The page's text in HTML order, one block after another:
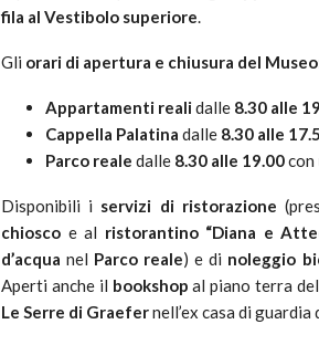
fila al Vestibolo superiore.
Gli orari di apertura e chiusura del Museo
Appartamenti realidalle 8.30 alle
Cappella Palatina dalle 8.30 alle
Parco reale dalle 8.30 alle 19.00con
Disponibili i servizi di ristorazione
chiosco e al ristorantino “Diana e
d’acqua nel Parco reale) e di noleggio
Aperti anche il bookshop al piano terra
Le Serre di Graefernell’ex casa di guardia